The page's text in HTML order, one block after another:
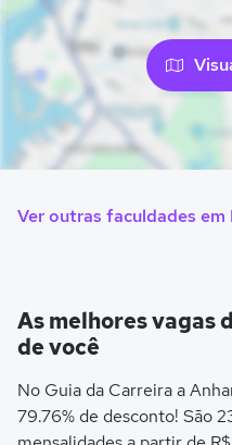
Ver outras faculdades em
As melhores vagas
de você
No Guia da Carreira a
79.76% de desconto! São